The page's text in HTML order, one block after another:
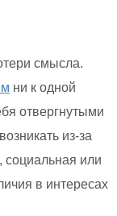
смысла.
ни к одной
отвергнутыми
из-за
социальная или
в интересах